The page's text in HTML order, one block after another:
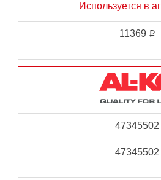
Используется в
11369 i
47345502
47345502